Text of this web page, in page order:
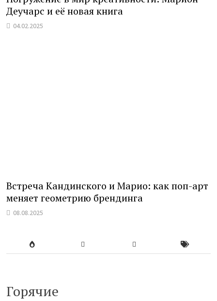
Деучарс и её новая книга
04.02.2025
Встреча Кандинского и Марио: как поп-арт
меняет геометрию брендинга
08.08.2025
Горячие